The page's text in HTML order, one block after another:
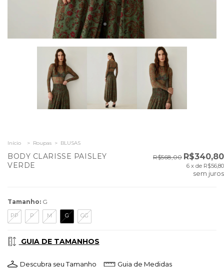
Início > Roupas > BLUSAS
BODY CLARISSE PAISLEY
VERDE
R$568,00 R$340,80
6 x de R$56,80
sem juros
Tamanho: G
PP P M G GG
GUIA DE TAMANHOS
Descubra seu Tamanho Guia de Medidas